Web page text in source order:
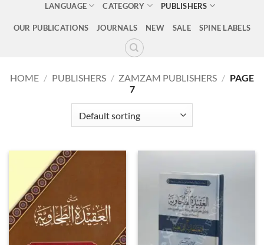
LANGUAGE CATEGORY PUBLISHERS
OUR PUBLICATIONS JOURNALS NEW SALE SPINE LABELS
HOME / PUBLISHERS / ZAMZAM PUBLISHERS / PAGE
7